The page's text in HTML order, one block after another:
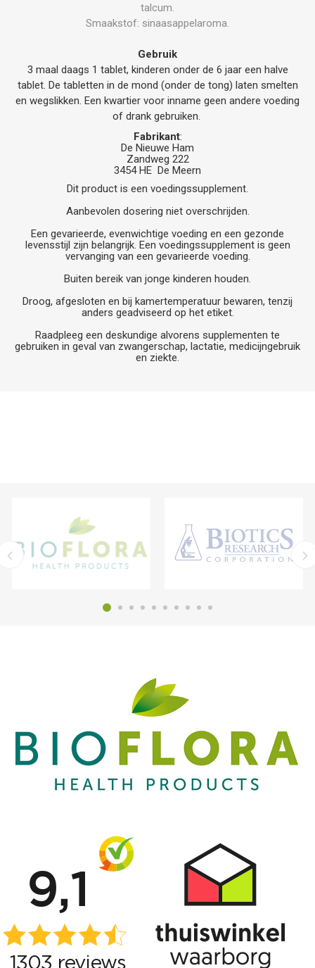
talcum.
Smaakstof: sinaasappelaroma.
Gebruik
3 maal daags 1 tablet, kinderen onder de 6 jaar een halve
tablet. De tabletten in de mond (onder de tong) laten smelten
en wegslikken. Een kwartier voor inname geen andere voeding
of drank gebruiken.
Fabrikant:
De Nieuwe Ham
Zandweg 222
3454 HE De Meern
Dit product is een voedingssupplement.
Aanbevolen dosering niet overschrijden.
Een gevarieerde, evenwichtige voeding en een gezonde
levensstijl zijn belangrijk. Een voedingssupplement is geen
vervanging van een gevarieerde voeding.
Buiten bereik van jonge kinderen houden.
Droog, afgesloten en bij kamertemperatuur bewaren, tenzij
anders geadviseerd op het etiket.
Raadpleeg een deskundige alvorens supplementen te
gebruiken in geval van zwangerschap, lactatie, medicijngebruik
en ziekte.